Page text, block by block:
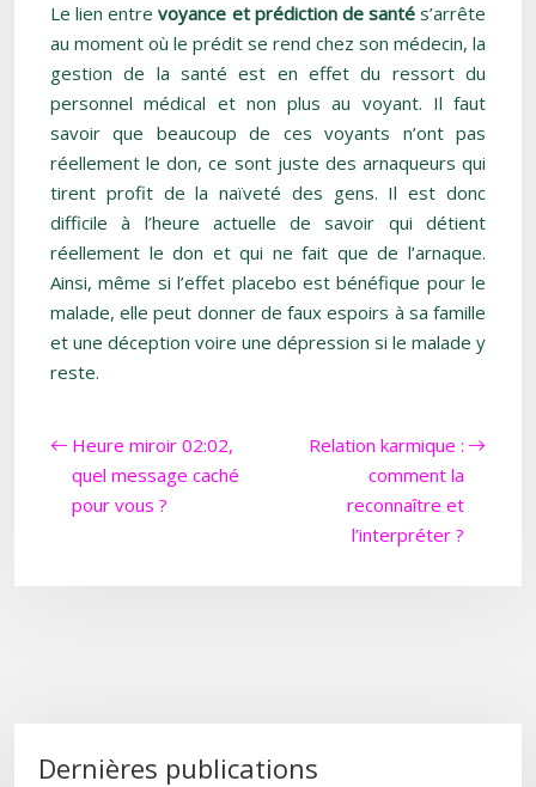
Le lien entrevoyance et prédiction de santés’arrête
au moment où le prédit se rend chez son médecin, la
gestion de la santé est en effet du ressort du
personnel médical et non plus au voyant. Il faut
savoir que beaucoup de ces voyants n’ont pas
réellement le don, ce sont juste des arnaqueurs qui
tirent profit de la naïveté des gens. Il est donc
difficile à l’heure actuelle de savoir qui détient
réellement le don et qui ne fait que de l’arnaque.
Ainsi, même si l’effet placebo est bénéfique pour le
malade, elle peut donner de faux espoirs à sa famille
et une déception voire une dépression si le malade y
reste.
Heure miroir 02:02,
quel message caché
pour vous ?
Relation karmique :
comment la
reconnaître et
l’interpréter ?
Dernières publications